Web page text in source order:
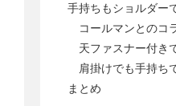
手持ちもショルダー
コールマンとのコ
天ファスナー付き
肩掛けでも手持ち
まとめ